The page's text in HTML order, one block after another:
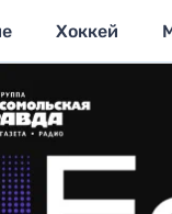
Хоккей